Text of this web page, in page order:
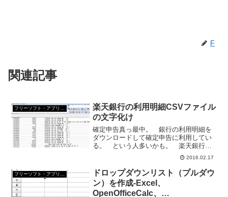
F
関連記事
楽天銀行の利用明細CSVファイル
の文字化け
確定申告真っ最中。 銀行の利用明細を
ダウンロードして確定申告に利用してい
る。 という人多いかも。 楽天銀行の
場合「CSV」と「PDF」で利用明細をダ
ウンロードできる。文字コードがあって
ないと文字化けする CSVファイルをダ
ウンロードしたのは...
2016.02.17
ドロップダウンリスト（プルダウ
ン）を作成-Excel、
OpenOfficeCalc、